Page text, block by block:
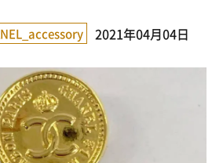
2021年04月04日